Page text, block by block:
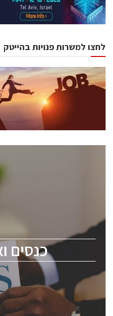
לחצו למשרות פנויות בהייטק
כנסים
כנסים
לכל העוסקים בתעשיית
May 12-13, 2026. The
everyone involved in the
including engineers,
senior executives.